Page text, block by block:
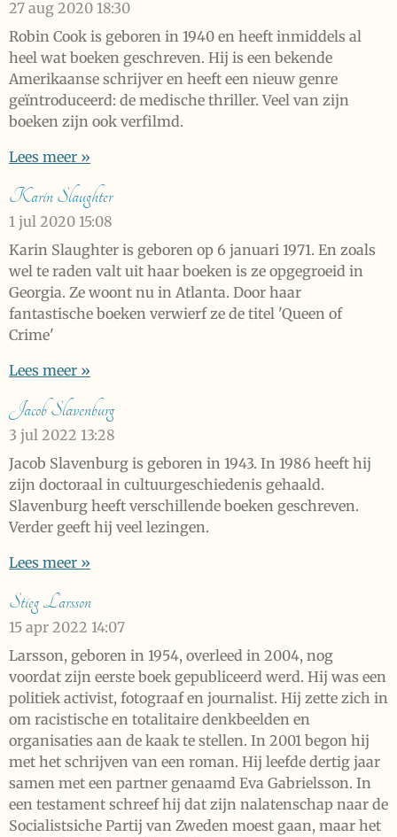
27 aug 2020 18:30
Robin Cook is geboren in 1940 en heeft inmiddels al
heel wat boeken geschreven. Hij is een bekende
Amerikaanse schrijver en heeft een nieuw genre
geïntroduceerd: de medische thriller. Veel van zijn
boeken zijn ook verfilmd.
Lees meer »
Karin Slaughter
1 jul 2020 15:08
Karin Slaughter is geboren op 6 januari 1971. En zoals
wel te raden valt uit haar boeken is ze opgegroeid in
Georgia. Ze woont nu in Atlanta. Door haar
fantastische boeken verwierf ze de titel 'Queen of
Crime'
Lees meer »
Jacob Slavenburg
3 jul 2022 13:28
Jacob Slavenburg is geboren in 1943. In 1986 heeft hij
zijn doctoraal in cultuurgeschiedenis gehaald.
Slavenburg heeft verschillende boeken geschreven.
Verder geeft hij veel lezingen.
Lees meer »
Stieg Larsson
15 apr 2022 14:07
Larsson, geboren in 1954, overleed in 2004, nog
voordat zijn eerste boek gepubliceerd werd. Hij was een
politiek activist, fotograaf en journalist. Hij zette zich in
om racistische en totalitaire denkbeelden en
organisaties aan de kaak te stellen. In 2001 begon hij
met het schrijven van een roman. Hij leefde dertig jaar
samen met een partner genaamd Eva Gabrielsson. In
een testament schreef hij dat zijn nalatenschap naar de
Socialistsiche Partij van Zweden moest gaan, maar het